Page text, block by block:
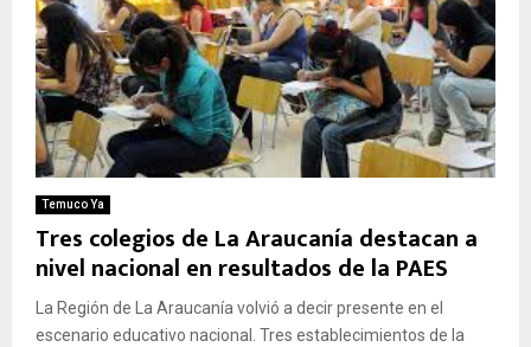
Temuco Ya
Tres colegios de La Araucanía destacan a
nivel nacional en resultados de la PAES
La Región de La Araucanía volvió a decir presente en el
escenario educativo nacional. Tres establecimientos de la